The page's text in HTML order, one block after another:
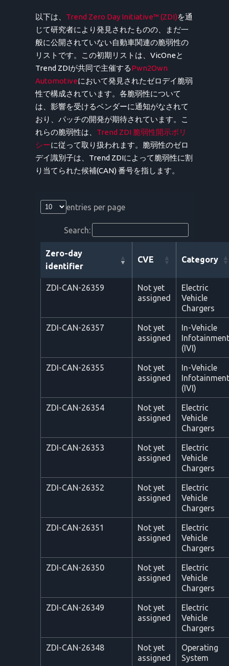
以下は、 Trend Zero Day Initiative™ (ZDI)を通
じて研究者により発見されたものの、まだ一
般に公開されていない自動車関連の脆弱性の
リストです。この初期リストは、VicOneと
Trend ZDIが共同で主催するPwn2Own
Automotiveにおいて発見されたゼロデイ脆弱
性で構成されています。各脆弱性について
は、影響を受けるベンダーに通知がなされて
おり、パッチの開発が期待されています。こ
れらの脆弱性は、 Trend ZDI 脆弱性開示ポリ
シーに従って取り扱われます。脆弱性のゼロ
デイ識別子は、Trend ZDIによって脆弱性に割
り当てられた候補(CAN) 番号を指します。
entries per page
Search:
Zero-day
identifier
CVE Category
ZDI-CAN-26359
Not yet
assigned
Electric
Vehicle
Chargers
ZDI-CAN-26357
Not yet
assigned
In-Vehicle
Infotainment
(IVI)
ZDI-CAN-26355
Not yet
assigned
In-Vehicle
Infotainment
(IVI)
ZDI-CAN-26354
Not yet
assigned
Electric
Vehicle
Chargers
ZDI-CAN-26353
Not yet
assigned
Electric
Vehicle
Chargers
ZDI-CAN-26352
Not yet
assigned
Electric
Vehicle
Chargers
ZDI-CAN-26351
Not yet
assigned
Electric
Vehicle
Chargers
ZDI-CAN-26350
Not yet
assigned
Electric
Vehicle
Chargers
ZDI-CAN-26349
Not yet
assigned
Electric
Vehicle
Chargers
ZDI-CAN-26348
Not yet
assigned
Operating
System